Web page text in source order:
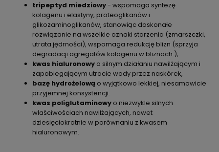
tripeptyd miedziowy- wspomaga syntezę
kolagenu i elastyny, proteoglikanów i
glikozaminoglikanów, stanowiąc doskonałe
rozwiązanie na wszelkie oznaki starzenia (zmarszczki,
utrata jędrności), wspomaga redukcję blizn (sprzyja
degradacji agregatów kolagenu w bliznach ),
kwas hialuronowy o silnym działaniu nawilżającym i
zapobiegającym utracie wody przez naskórek,
bazę hydrożelową o wyjątkowo lekkiej, niesamowicie
przyjemnej konsystencji.
kwas poliglutaminowy o niezwykle silnych
właściwościach nawilżających, nawet
dziesięciokrotnie w porównaniu z kwasem
hialuronowym.